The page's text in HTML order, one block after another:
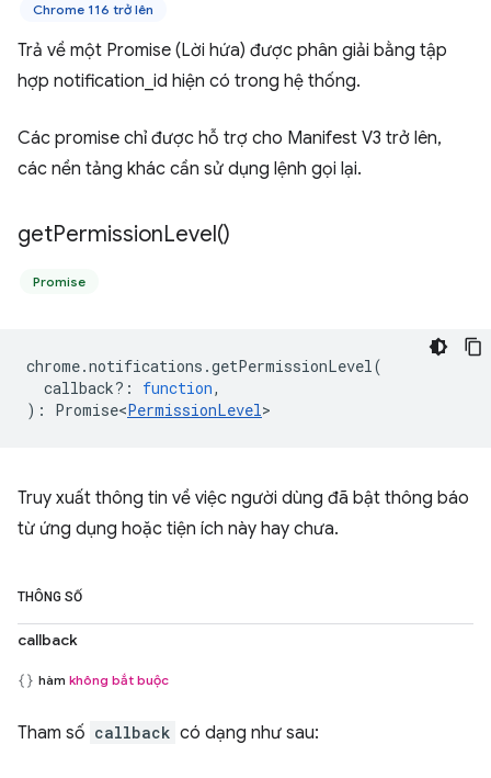
Chrome 116 trở lên
Trả về một Promise (Lời hứa) được phân giải bằng tập
hợp notification_id hiện có trong hệ thống.
Các promise chỉ được hỗ trợ cho Manifest V3 trở lên,
các nền tảng khác cần sử dụng lệnh gọi lại.
getPermissionLevel()
Promise
chrome.notifications .getPermissionLevel(
callback? : function,
) : Promise<PermissionLevel>
Truy xuất thông tin về việc người dùng đã bật thông báo
từ ứng dụng hoặc tiện ích này hay chưa.
THÔNG SỐ
callback
hàm không bắt buộc
Tham số callback có dạng như sau: